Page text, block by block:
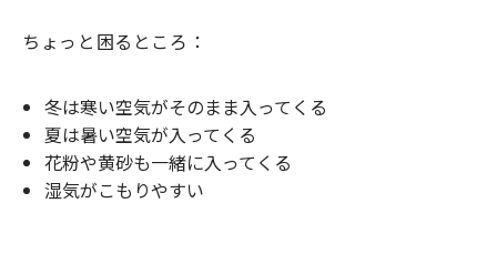
ちょっと困るところ：
冬は寒い空気がそのまま入ってくる
夏は暑い空気が入ってくる
花粉や黄砂も一緒に入ってくる
湿気がこもりやすい